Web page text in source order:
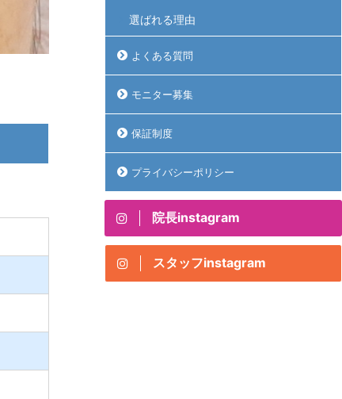
選ばれる理由
よくある質問
モニター募集
保証制度
プライバシーポリシー
院長instagram
スタッフinstagram